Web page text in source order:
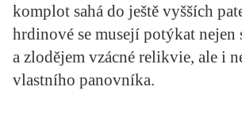
komplot sahá do ještě vyšších
hrdinové se musejí potýkat nejen
a zlodějem vzácné relikvie, ale i
vlastního panovníka.